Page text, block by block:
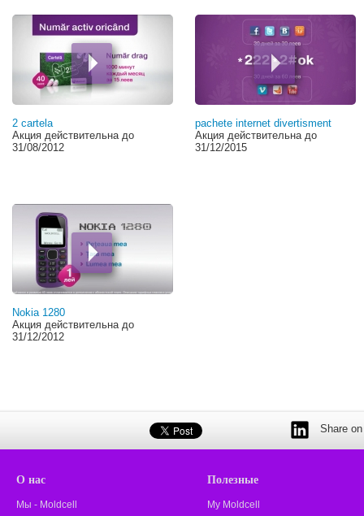
2 cartela
Акция действительна до
31/08/2012
pachete internet divertisment
Акция действительна до
31/12/2015
Nokia 1280
Акция действительна до
31/12/2012
Share
О нас
Мы - Moldcell
Полезные
My Moldcell